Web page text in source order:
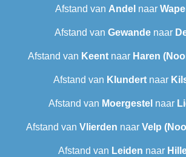
Afstand van Andel naar
Afstand van Gewandenaar
Afstand van Keentnaar Haren
Afstand van Klundert naar
Afstand van Moergestel naar
Afstand van Vlierden naar Velp
Afstand van Leiden naar